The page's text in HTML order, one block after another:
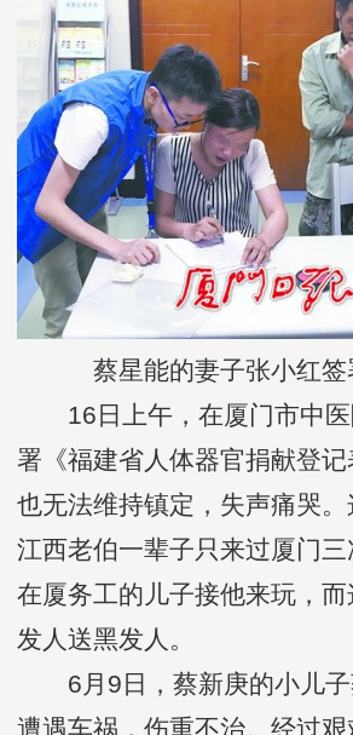
蔡星能的妻子张小红签
16日上午，在厦门市中医
署《福建省人体器官捐献登
也无法维持镇定，失声痛哭
江西老伯一辈子只来过厦门
在厦务工的儿子接他来玩，
发人送黑发人。
6月9日，蔡新庚的小儿子
遭遇车祸，伤重不治。经过